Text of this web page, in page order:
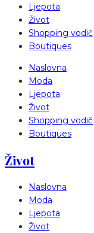
Ljepota
Život
Shopping vodič
Boutiques
Naslovna
Moda
Ljepota
Život
Shopping vodič
Boutiques
Život
Naslovna
Moda
Ljepota
Život